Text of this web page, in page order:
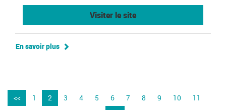
Visiter le site
En savoir plus
<< 1 2 3 4 5 6 7 8 9 10
11